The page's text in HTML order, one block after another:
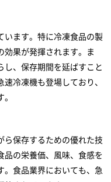
います。特に冷凍食品の製
果が発揮されます。ま
し、保存期間を延ばすこと
冷凍機も登場しており、
ら保存するための優れた技
品の栄養価、風味、食感を
食品業界においても、急